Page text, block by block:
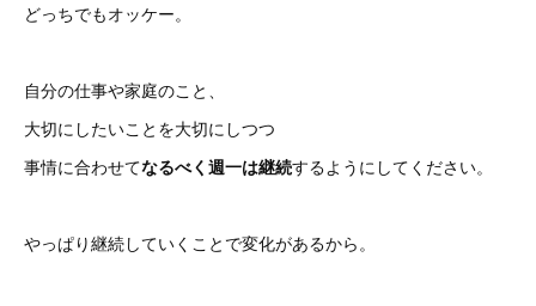
どっちでもオッケー。
自分の仕事や家庭のこと、
大切にしたいことを大切にしつつ
事情に合わせてなるべく週一は継続するようにしてください。
やっぱり継続していくことで変化があるから。